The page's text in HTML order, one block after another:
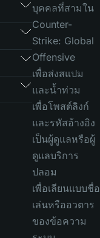
บุคคลที่สามใน
Counter-
Strike: Global
Offensive
เพื่อส่งสแปม
และน้ำท่วม
เพื่อโพสต์ลิงก์
และรหัสอ้างอิง
เป็นผู้ดูแลหรือผู้
ดูแลบริการ
ปลอม
เพื่อเลียนแบบชื่อ
เล่นหรืออวตาร
ของข้อความ